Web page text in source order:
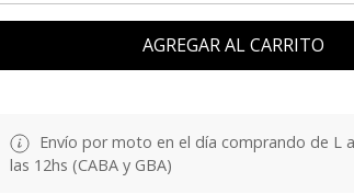
AGREGAR AL CARRITO
Envío por moto en el día comprando de L
las 12hs (CABA y GBA)